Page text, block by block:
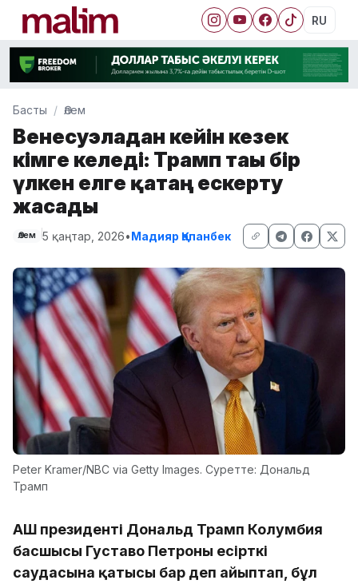
RU
Басты Әлем
Венесуэладан кейін кезек
кімге келеді: Трамп тағы бір
үлкен елге қатаң ескерту
жасады
Әлем 5 қаңтар, 2026•Мадияр Қапанбек
Peter Kramer/NBC via Getty Images. Суретте: Дональд
Трамп
АҚШ президенті Дональд Трамп Колумбия
басшысы Густаво Петроны есірткі
саудасына қатысы бар деп айыптап, бұл